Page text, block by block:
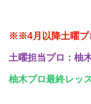
※※4月以降土曜
土曜担当プロ：柚
柚木プロ最終レッ